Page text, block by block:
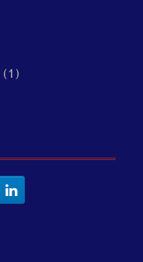
(1)